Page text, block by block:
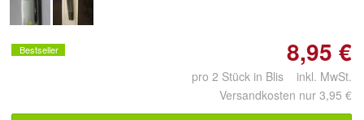
Bestseller 8,95 €
pro 2 Stück in Blis inkl. MwSt.
Versandkosten nur 3,95 €